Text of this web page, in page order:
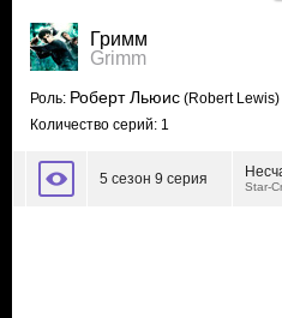
Гримм
Grimm
Роль: Роберт Льюис (Robert Lewis)
Количество серий: 1
5 сезон 9 серия Star-